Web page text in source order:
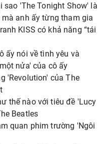
sao 'The Tonight Show' là
anh ấy từng tham gia
KISS có khả năng “tái
ấy nói về tình yêu và
nửa' của cô ấy
'Revolution' của The
thế nào với tiêu đề 'Lucy
Beatles
quan phim trường 'Ngôi